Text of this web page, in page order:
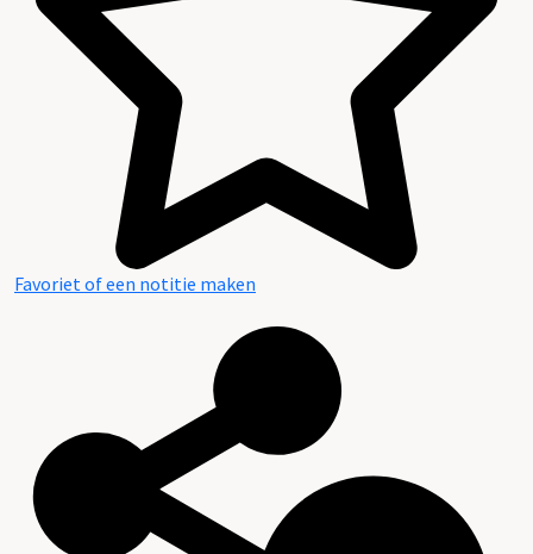
Favoriet of een notitie maken